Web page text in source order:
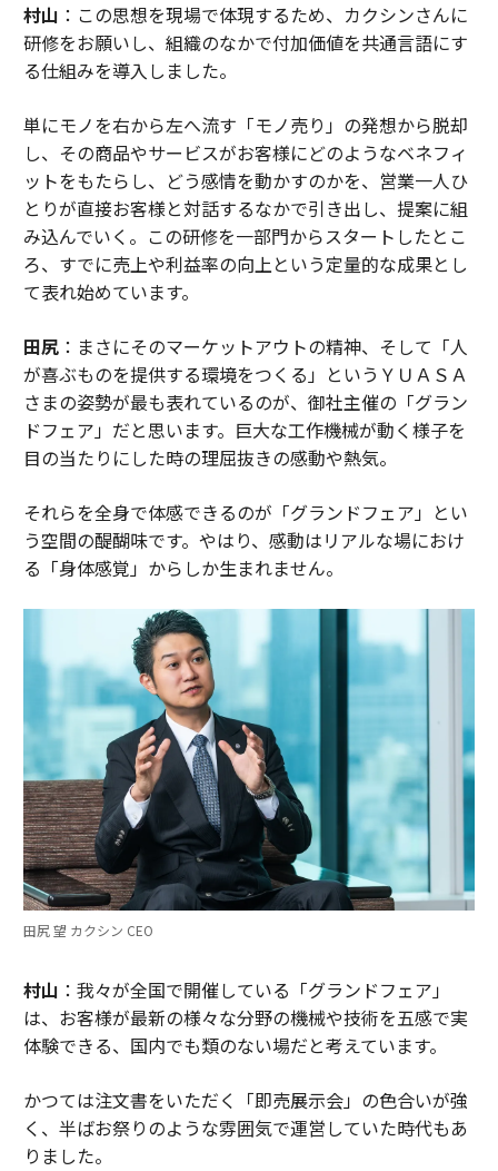
村山 ：この思想を現場で体現するため、カクシンさんに
研修をお願いし、組織のなかで付加価値を共通言語にす
る仕組みを導入しました。
単にモノを右から左へ流す「モノ売り」の発想から脱却
し、その商品やサービスがお客様にどのようなベネフィ
ットをもたらし、どう感情を動かすのかを、営業一人ひ
とりが直接お客様と対話するなかで引き出し、提案に組
み込んでいく。この研修を一部門からスタートしたとこ
ろ、すでに売上や利益率の向上という定量的な成果とし
て表れ始めています。
田尻：まさにそのマーケットアウトの精神、そして「人
が喜ぶものを提供する環境をつくる」というＹＵＡＳＡ
さまの姿勢が最も表れているのが、御社主催の「グラン
ドフェア」だと思います。巨大な工作機械が動く様子を
目の当たりにした時の理屈抜きの感動や熱気。
それらを全身で体感できるのが「グランドフェア」とい
う空間の醍醐味です。やはり、感動はリアルな場におけ
る「身体感覚」からしか生まれません。
田尻 望 カクシン CEO
村山 ：我々が全国で開催している「グランドフェア」
は、お客様が最新の様々な分野の機械や技術を五感で実
体験できる、国内でも類のない場だと考えています。
かつては注文書をいただく「即売展示会」の色合いが強
く、半ばお祭りのような雰囲気で運営していた時代もあ
りました。